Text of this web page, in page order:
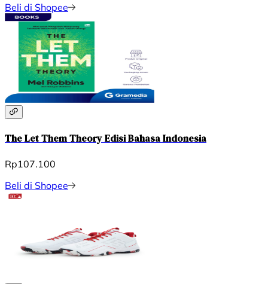
Beli di Shopee
The Let Them Theory Edisi Bahasa Indonesia
Rp107.100
Beli di Shopee